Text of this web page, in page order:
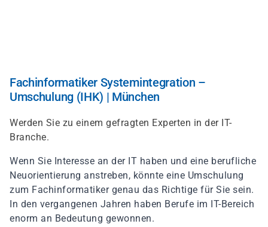
Fachinformatiker Systemintegration –
Umschulung (IHK) | München
Werden Sie zu einem gefragten Experten in der IT-
Branche.
Wenn Sie Interesse an der IT haben und eine berufliche
Neuorientierung anstreben, könnte eine Umschulung
zum Fachinformatiker genau das Richtige für Sie sein.
In den vergangenen Jahren haben Berufe im IT-Bereich
enorm an Bedeutung gewonnen.